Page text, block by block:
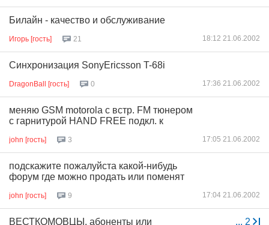
Билайн - качество и обслуживание
Игорь [гость] 21 18:12 21.06.2002
Синхронизация SonyEricsson T-68i
DragonBall [гость] 0 17:36 21.06.2002
меняю GSM motorola c встр. FM тюнером
с гарнитурой HAND FREE подкл. к
john [гость] 3 17:05 21.06.2002
подскажите пожалуйста какой-нибудь
форум где можно продать или поменят
john [гость] 9 17:04 21.06.2002
... 2
ВЕСТКОМОВЦЫ, абоненты или